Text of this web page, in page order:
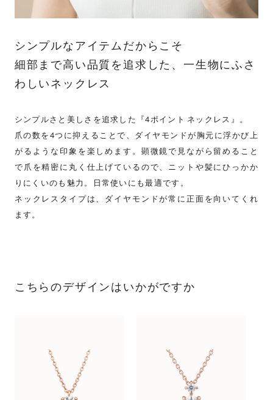
シンプルなアイテムだからこそ
細部まで高い品質を追求した、一生物にふさ
わしいネックレス
シンプルさと美しさを追求した『4ポイント ネックレス』。
爪の数を4つに抑えることで、ダイヤモンドが胸元に浮かび上
がるような印象を楽しめます。顕微鏡で見ながら留めること
で爪を精密に丸く仕上げているので、ニットや髪にひっかか
りにくいのも魅力。日常使いにも最適です。
ネックレスタイプは、ダイヤモンドが常に正面を向いてくれ
ます。
こちらのデザインはいかがですか